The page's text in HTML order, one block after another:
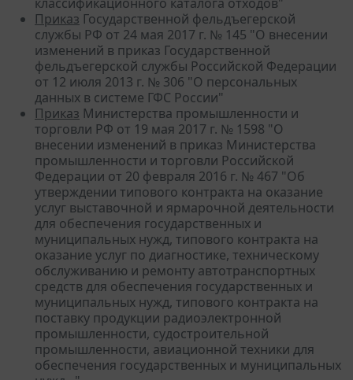
Приказ Государственной фельдъегерской
службы РФ от 24 мая 2017 г. № 145 "О внесении
изменений в приказ Государственной
фельдъегерской службы Российской Федерации
от 12 июля 2013 г. № 306 "О персональных
данных в системе ГФС России"
Приказ Министерства промышленности и
торговли РФ от 19 мая 2017 г. № 1598 "О
внесении изменений в приказ Министерства
промышленности и торговли Российской
Федерации от 20 февраля 2016 г. № 467 "Об
утверждении типового контракта на оказание
услуг выставочной и ярмарочной деятельности
для обеспечения государственных и
муниципальных нужд, типового контракта на
оказание услуг по диагностике, техническому
обслуживанию и ремонту автотранспортных
средств для обеспечения государственных и
муниципальных нужд, типового контракта на
поставку продукции радиоэлектронной
промышленности, судостроительной
промышленности, авиационной техники для
обеспечения государственных и муниципальных